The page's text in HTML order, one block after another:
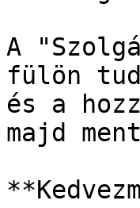
A
fülön
és a
majd